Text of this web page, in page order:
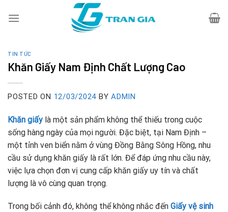
TIN TỨC
Khăn Giấy Nam Định Chất Lượng Cao
POSTED ON 12/03/2024 BY ADMIN
Khăn giấy là một sản phẩm không thể thiếu trong cuộc
sống hàng ngày của mọi người. Đặc biệt, tại Nam Định –
một tỉnh ven biển nằm ở vùng Đồng Bằng Sông Hồng, nhu
cầu sử dụng khăn giấy là rất lớn. Để đáp ứng nhu cầu này,
việc lựa chọn đơn vị cung cấp khăn giấy uy tín và chất
lượng là vô cùng quan trọng.
Trong bối cảnh đó, không thể không nhắc đến Giấy vệ sinh